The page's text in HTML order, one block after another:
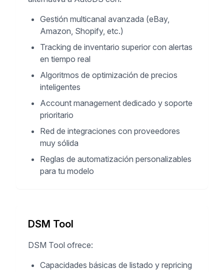
Gestión multicanal avanzada (eBay,
Amazon, Shopify, etc.)
Tracking de inventario superior con alertas
en tiempo real
Algoritmos de optimización de precios
inteligentes
Account management dedicado y soporte
prioritario
Red de integraciones con proveedores
muy sólida
Reglas de automatización personalizables
para tu modelo
DSM Tool
DSM Tool ofrece:
Capacidades básicas de listado y repricing